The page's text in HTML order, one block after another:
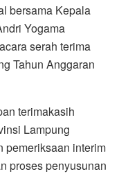
bersama Kepala
Yogama
serah terima
Tahun Anggaran
terimakasih
Lampung
pemeriksaan interim
proses penyusunan